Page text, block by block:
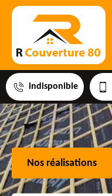
indisponible
Nos réalisations